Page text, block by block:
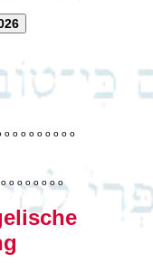
o o o o o o o o o
o o o o o o o o